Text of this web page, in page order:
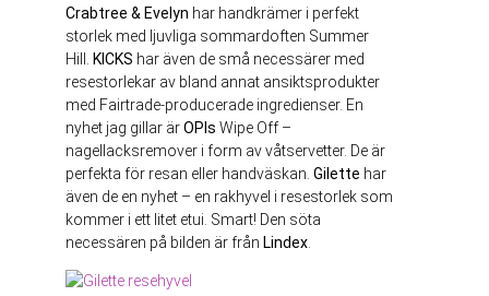
Crabtree & Evelyn har handkrämer i perfekt
storlek med ljuvliga sommardoften Summer
Hill.KICKS har även de små necessärer med
resestorlekar av bland annat ansiktsprodukter
med Fairtrade-producerade ingredienser. En
nyhet jag gillar ärOPIs Wipe Off –
nagellacksremover i form av våtservetter. De är
perfekta för resan eller handväskan.Gilette har
även de en nyhet – en rakhyvel i resestorlek som
kommer i ett litet etui. Smart! Den söta
necessären på bilden är från Lindex